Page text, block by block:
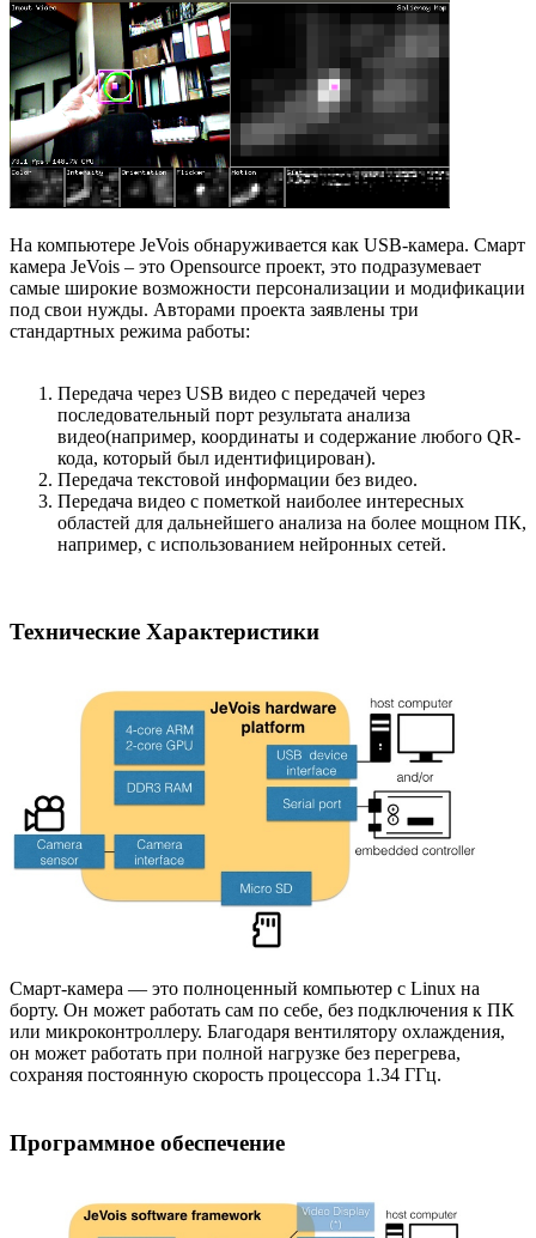
На компьютере JeVois обнаруживается как USB-камера. Смарт
камера JeVois – это Opensource проект, это подразумевает
самые широкие возможности персонализации и модификации
под свои нужды. Авторами проекта заявлены три
стандартных режима работы:
Передача через USB видео с передачей через
последовательный порт результата анализа
видео(например, координаты и содержание любого QR-
кода, который был идентифицирован).
Передача текстовой информации без видео.
Передача видео с пометкой наиболее интересных
областей для дальнейшего анализа на более мощном ПК,
например, с использованием нейронных сетей.
Технические Характеристики
Смарт-камера — это полноценный компьютер с Linux на
борту. Он может работать сам по себе, без подключения к ПК
или микроконтроллеру. Благодаря вентилятору охлаждения,
он может работать при полной нагрузке без перегрева,
сохраняя постоянную скорость процессора 1.34 ГГц.
Программное обеспечение